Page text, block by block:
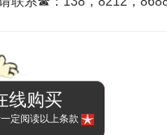
线购买
定阅读以上条款